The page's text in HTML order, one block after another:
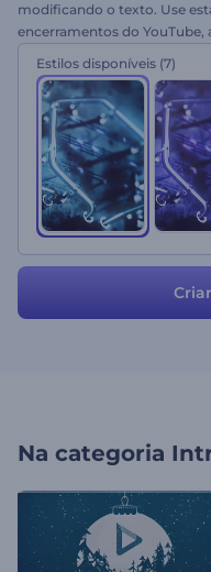
modificando o texto. Use
encerramentos do YouTube,
Estilos disponíveis (7)
Na categoria